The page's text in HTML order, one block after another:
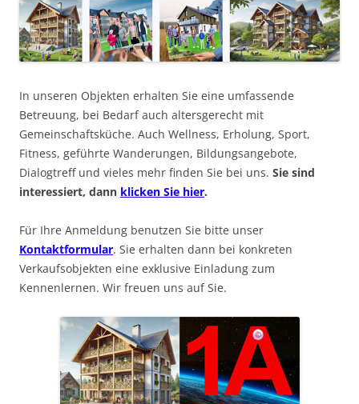
In unseren Objekten erhalten Sie eine umfassende
Betreuung, bei Bedarf auch altersgerecht mit
Gemeinschaftsküche. Auch Wellness, Erholung, Sport,
Fitness, geführte Wanderungen, Bildungsangebote,
Dialogtreff und vieles mehr finden Sie bei uns. Sie sind
interessiert, dann klicken Sie hier.
Für Ihre Anmeldung benutzen Sie bitte unser
Kontaktformular. Sie erhalten dann bei konkreten
Verkaufsobjekten eine exklusive Einladung zum
Kennenlernen. Wir freuen uns auf Sie.